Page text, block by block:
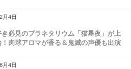
月4日
き必見のプラネタリウム「猫星夜」が上
！肉球アロマが香る＆鬼滅の声優も出演
月4日